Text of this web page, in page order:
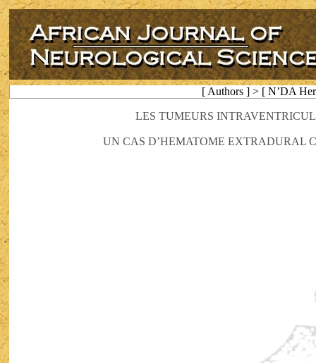
[ Authors ] > [ N’DA
LES TUMEURS
UN CAS D’HEMATOME EXTRADURAL